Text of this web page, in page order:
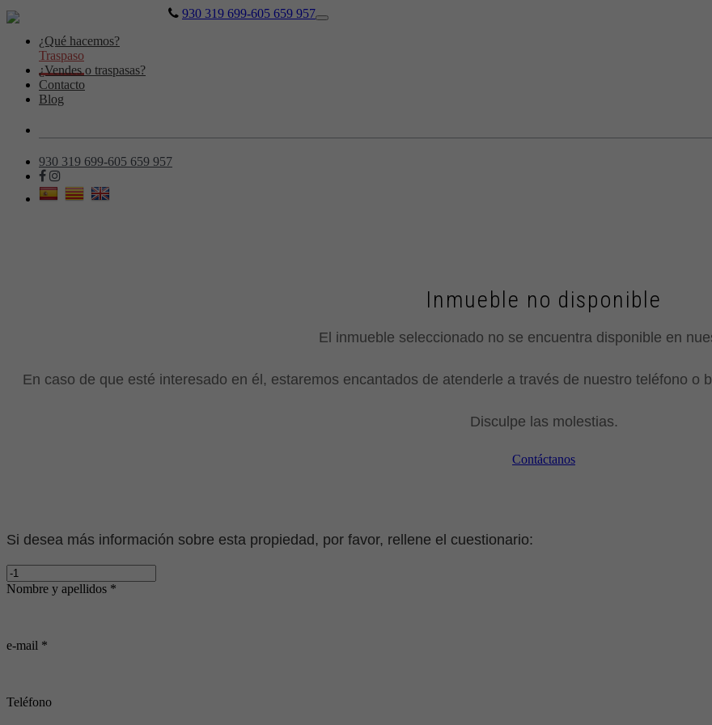
930 319 699-605 659 957
Toggle
¿Qué hacemos?
Traspaso
¿Vendes o traspasas?
Contacto
Blog
930 319 699-605 659 957
Inmueble no disponible
El inmueble seleccionado no se encuentra disponible en
En caso de que esté interesado en él, estaremos encantados de atenderle a través de nuestro teléfono o
Disculpe las molestias.
Contáctanos
Si desea más información sobre esta propiedad, por favor, rellene el cuestionario:
Nombre y apellidos *
e-mail *
Teléfono